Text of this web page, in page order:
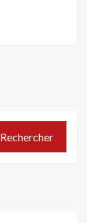
Rechercher